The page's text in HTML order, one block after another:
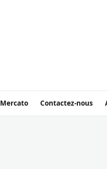
Mercato Contactez-nous